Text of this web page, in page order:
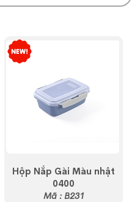
Hộp Nắp Gài Màu nhật
0400
Mã : B231